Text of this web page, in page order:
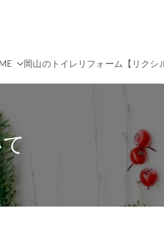
岡山のトイレリフォーム【リクシ